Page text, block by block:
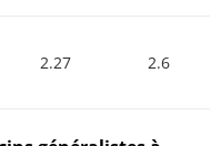
2.27 2.6